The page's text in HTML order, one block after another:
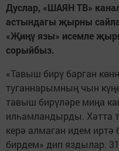
Дуслар, «ШАЯН ТВ»
астындагы җырны
«Җиңү язы» исемле
сорыйбыз.
«Тавыш бирү барган
туганнарымның чын
тавыш бирүләре миңа
илһамландырды. Хәтта
керә алмаган идем
бирдем» дип яздылар.